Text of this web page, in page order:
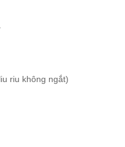
riu không ngắt)